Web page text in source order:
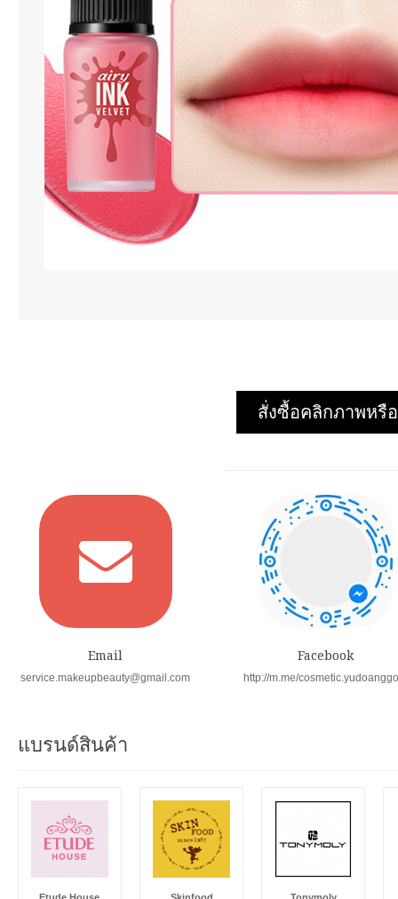
สั่งซื้อคลิกภาพหรื
Email
service.makeupbeauty@gmail.com
Facebook
http://m.me/
แบรนด์สินค้า